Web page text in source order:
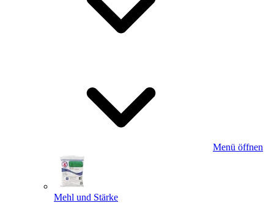
Menü öffnen
Mehl und Stärke